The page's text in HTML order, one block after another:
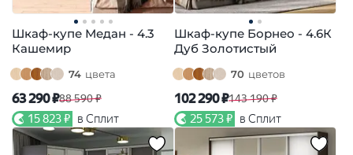
Шкаф-купе Медан - 4.3
Кашемир
74 цвета
63 290 ₽88 590 ₽
15 823 ₽ в Сплит
Шкаф-купе Борнео - 4.6К
Дуб Золотистый
70 цветов
102 290 ₽143 190 ₽
25 573 ₽ в Сплит